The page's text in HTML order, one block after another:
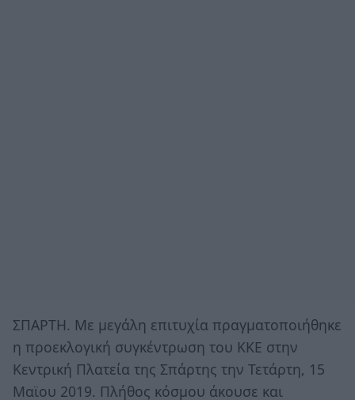
ΣΠΑΡΤΗ. Με μεγάλη επιτυχία πραγματοποιήθηκε
η προεκλογική συγκέντρωση του ΚΚΕ στην
Κεντρική Πλατεία της Σπάρτης την Τετάρτη, 15
Μαϊου 2019. Πλήθος κόσμου άκουσε και